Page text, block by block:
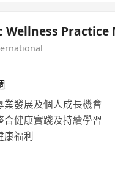
Wellness Practice
業發展及個人成長機會
合健康實踐及持續學習
康福利